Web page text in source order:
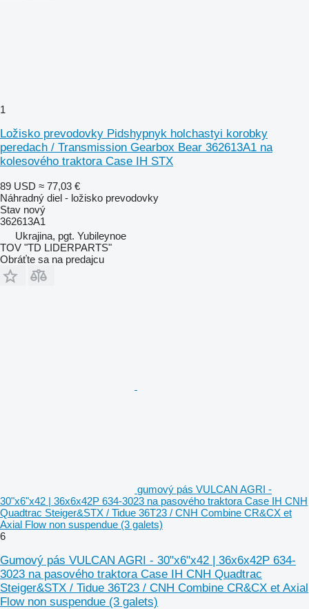
1
Ložisko prevodovky Pidshypnyk holchastyi korobky
peredach / Transmission Gearbox Bear 362613A1 na
kolesového traktora Case IH STX
89 USD ≈ 77,03 €
Náhradný diel - ložisko prevodovky
Stav nový
362613A1
Ukrajina, pgt. Yubileynoe
TOV "TD LIDERPARTS"
Obráťte sa na predajcu
gumový pás VULCAN AGRI -
30"x6"x42 | 36x6x42P 634-3023 na pasového traktora Case IH CNH
Quadtrac Steiger&STX / Tidue 36T23 / CNH Combine CR&CX et
Axial Flow non suspendue (3 galets)
6
Gumový pás VULCAN AGRI - 30"x6"x42 | 36x6x42P 634-
3023 na pasového traktora Case IH CNH Quadtrac
Steiger&STX / Tidue 36T23 / CNH Combine CR&CX et Axial
Flow non suspendue (3 galets)